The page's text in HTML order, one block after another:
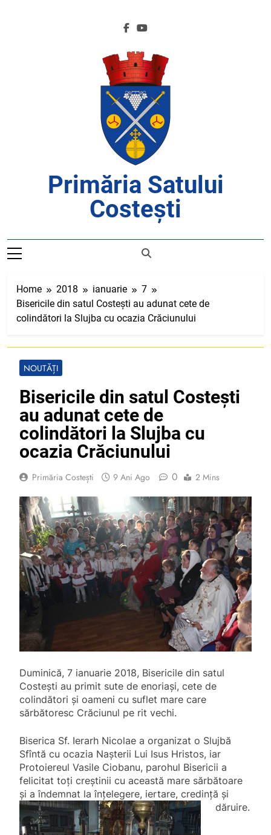
Primăria Satului
Costești
Home 2018 ianuarie
7
Bisericile din satul Costești au adunat cete de
colindători la Slujba cu ocazia Crăciunului
NOUTĂȚI
Bisericile din satul Costești
au adunat cete de
colindători la Slujba cu
ocazia Crăciunului
Primăria Costești 9 Ani Ago 0 2 Mins
Duminică, 7 ianuarie 2018, Bisericile din satul
Costești au primit sute de enoriași, cete de
colindători și oameni cu suflet mare care
sărbătoresc Crăciunul pe rit vechi.
Biserica Sf. Ierarh Nicolae a organizat o Slujbă
Sfîntă cu ocazia Nașterii Lui Isus Hristos, iar
Protoiereul Vasile Ciobanu, parohul Bisericii a
felicitat toți creștinii cu această mare sărbătoare
și a îndemnat la înțelegere, iertare, credință și
dăruire.